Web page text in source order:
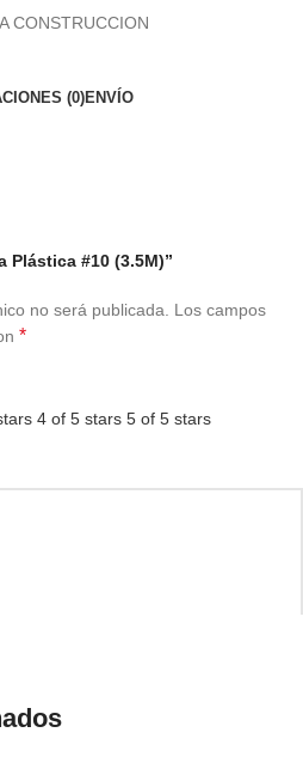
CONSTRUCCION
(0)ENVÍO
Plástica #10 (3.5M)”
no será publicada. Los campos
*
4 of 5 stars 5 of 5 stars